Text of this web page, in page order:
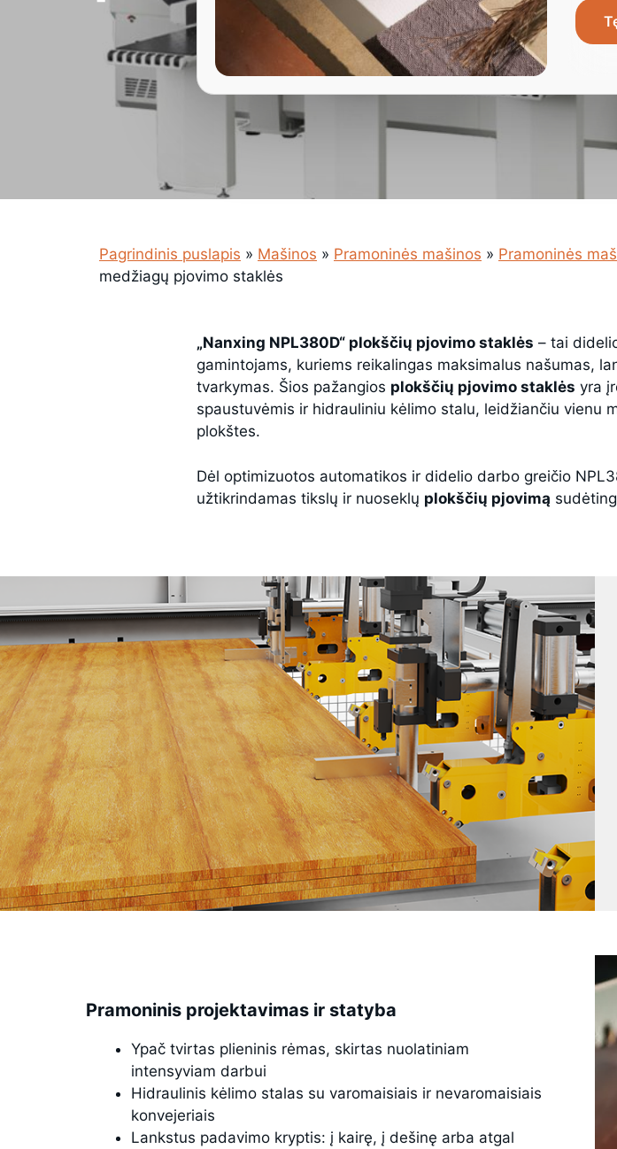
Pagrindinis puslapis » Mašinos » Pramoninės mašinos » Pramoninės
medžiagų pjovimo staklės
„Nanxing NPL380D“ plokščių pjovimo staklės – tai
gamintojams, kuriems reikalingas maksimalus našumas,
tvarkymas. Šios pažangios plokščių pjovimo staklės yra
spaustuvėmis ir hidrauliniu kėlimo stalu, leidžiančiu vienu
plokštes.
Dėl optimizuotos automatikos ir didelio darbo greičio
užtikrindamas tikslų ir nuoseklų plokščių pjovimą
Pramoninis projektavimas ir statyba
Ypač tvirtas plieninis rėmas, skirtas nuolatiniam
intensyviam darbui
Hidraulinis kėlimo stalas su varomaisiais ir nevaromaisiais
konvejeriais
Lankstus padavimo kryptis: į kairę, į dešinę arba atgal